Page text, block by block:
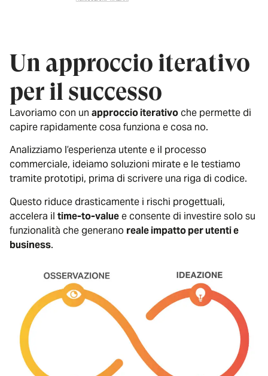
Un approccio iterativo
per il successo
Lavoriamo con un approccio iterativoche permette di
capire rapidamente cosa funziona e cosa no.
Analizziamo l’esperienza utente e il processo
commerciale, ideiamo soluzioni mirate e le testiamo
tramite prototipi, prima di scrivere una riga di codice.
Questo riduce drasticamente i rischi progettuali,
accelera il time-to-valuee consente di investire solo su
funzionalità che generano reale impatto per utenti e
business.